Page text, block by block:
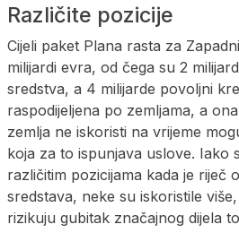
Različite pozicije
Cijeli paket Plana rasta za
milijardi evra, od čega su 2
sredstva, a 4 milijarde povoljni
raspodijeljena po zemljama, a
zemlja ne iskoristi na vrijeme
koja za to ispunjava uslove. Iako
različitim pozicijama kada je riječ
sredstava, neke su iskoristile
rizikuju gubitak značajnog dijela